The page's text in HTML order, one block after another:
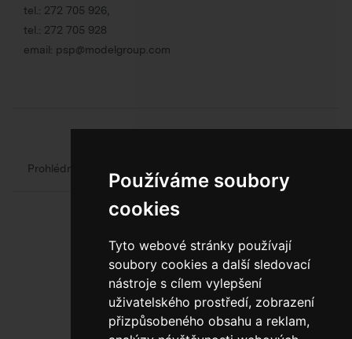
Používáme soubory
cookies
Tyto webové stránky používají
soubory cookies a další sledovací
nástroje s cílem vylepšení
uživatelského prostředí, zobrazení
přizpůsobeného obsahu a reklam,
tel.: 272 705 926
tel.: 272 705 928
email: psp@modelgroup.com
Prohlédněte si web oficiálního výrobce obalů
800 10 10 77